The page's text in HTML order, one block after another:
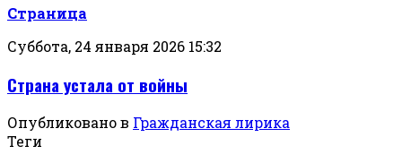
Страница
Суббота, 24 января 2026 15:32
Страна устала от войны
Опубликовано в Гражданская лирика
Теги